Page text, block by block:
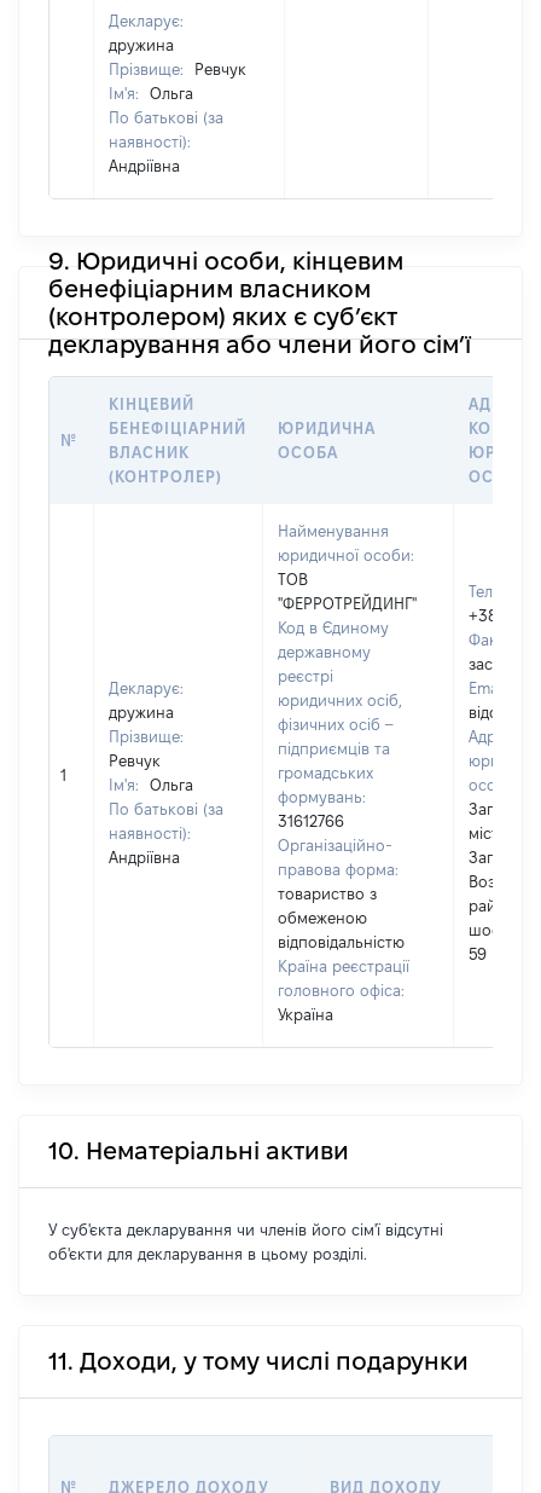
Декларує:
дружина
Прізвище:
Ревчук
Ім'я:
Ольга
По батькові (за
наявності):
Андріївна
9. Юридичні особи, кінцевим
бенефіціарним власником
(контролером) яких є суб’єкт
декларування або члени його сім’ї
№
КІНЦЕВИЙ
БЕНЕФІЦІАРНИЙ
ВЛАСНИК
(КОНТРОЛЕР)
ЮРИДИЧНА
ОСОБА
АДРЕСА
ОСОБИ
1
Декларує:
дружина
Прізвище:
Ревчук
Ім'я:
Ольга
По батькові (за
наявності):
Андріївна
Найменування
юридичної особи:
ТОВ
"ФЕРРОТРЕЙДИНГ"
Код в Єдиному
державному
реєстрі
юридичних осіб,
фізичних осіб –
підприємців та
громадських
формувань:
31612766
Організаційно-
правова форма:
товариство з
обмеженою
відповідальністю
Країна реєстрації
головного офіса:
Україна
Телефон:
Факс:
Email:
відомо]
Адреса
особи:
місто
район,
шосе,
59
10. Нематеріальні активи
У суб'єкта декларування чи членів його сім'ї відсутні
об'єкти для декларування в цьому розділі.
11. Доходи, у тому числі подарунки
№ ДЖЕРЕЛО ДОХОДУ ВИД ДОХОДУ